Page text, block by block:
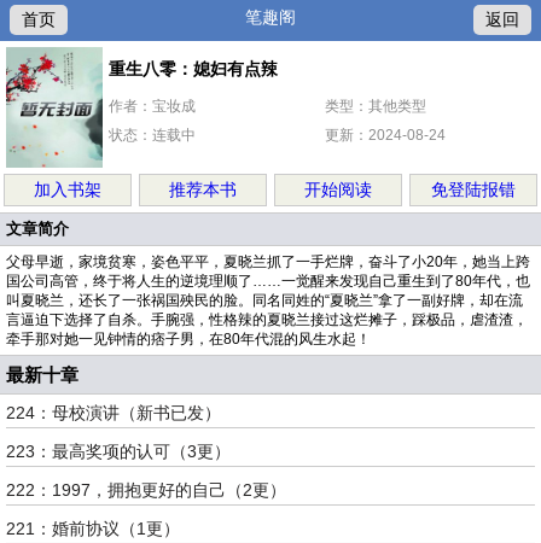
首页 笔趣阁 返回
重生八零：媳妇有点辣
作者：宝妆成
类型：其他类型
状态：连载中
更新：2024-08-24
加入书架 推荐本书 开始阅读 免登陆报错
文章简介
父母早逝，家境贫寒，姿色平平，夏晓兰抓了一手烂牌，奋斗了小20年，她当上跨
国公司高管，终于将人生的逆境理顺了……一觉醒来发现自己重生到了80年代，也
叫夏晓兰，还长了一张祸国殃民的脸。同名同姓的“夏晓兰”拿了一副好牌，却在流
言逼迫下选择了自杀。手腕强，性格辣的夏晓兰接过这烂摊子，踩极品，虐渣渣，
牵手那对她一见钟情的痞子男，在80年代混的风生水起！
最新十章
224：母校演讲（新书已发）
223：最高奖项的认可（3更）
222：1997，拥抱更好的自己（2更）
221：婚前协议（1更）